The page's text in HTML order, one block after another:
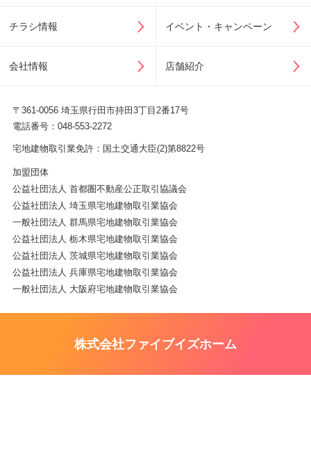
チラシ情報 イベント・キャンペーン
会社情報 店舗紹介
〒361-0056 埼玉県行田市持田3丁目2番17号
電話番号：048-553-2272
宅地建物取引業免許：国土交通大臣(2)第8822号
加盟団体
公益社団法人 首都圏不動産公正取引協議会
公益社団法人 埼玉県宅地建物取引業協会
一般社団法人 群馬県宅地建物取引業協会
公益社団法人 栃木県宅地建物取引業協会
公益社団法人 茨城県宅地建物取引業協会
公益社団法人 兵庫県宅地建物取引業協会
一般社団法人 大阪府宅地建物取引業協会
株式会社ファイブイズホーム